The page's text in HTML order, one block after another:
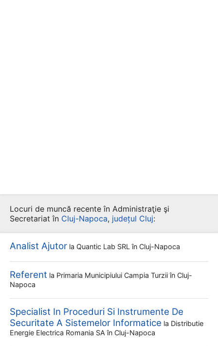
Locuri de muncă recente în Administraţie şi
Secretariat în Cluj-Napoca, județul Cluj:
Analist Ajutor la Quantic Lab SRL în Cluj-Napoca
Referent la Primaria Municipiului Campia Turzii în Cluj-
Napoca
Specialist In Proceduri Si Instrumente De
Securitate A Sistemelor Informatice la Distributie
Energie Electrica Romania SA în Cluj-Napoca